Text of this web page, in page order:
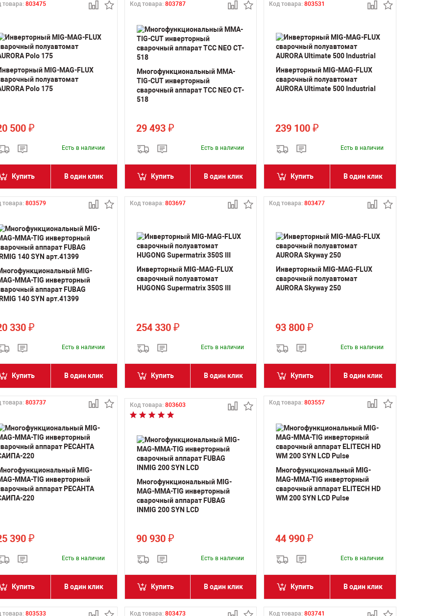
товара: 803475
MIG-MAG-FLUX
полуавтомат
Polo 175
500 ₽
Есть в наличии
Купить В один клик
Код товара: 803787
Многофункциональный MMA-
TIG-CUT инверторный
сварочный аппарат ТСС NEO CT-
518
29 493 ₽
Есть в наличии
Купить В один клик
Код товара:803531
Инверторный MIG-MAG-FLUX
сварочный полуавтомат
AURORA Ultimate 500 Industrial
239 100₽
Есть в наличии
Купить В один клик
товара: 803579
MIG-
MMA-TIG инверторный
аппарат FUBAG
140 SYN арт.41399
330 ₽
Есть в наличии
Купить В один клик
Код товара: 803697
Инверторный MIG-MAG-FLUX
сварочный полуавтомат
HUGONG Supermatrix 350S III
254 330 ₽
Есть в наличии
Купить В один клик
Код товара:803477
Инверторный MIG-MAG-FLUX
сварочный полуавтомат
AURORA Skyway 250
93 800₽
Есть в наличии
Купить В один клик
товара: 803737
MIG-
MMA-TIG инверторный
аппарат РЕСАНТА
220
390 ₽
Есть в наличии
Купить В один клик
Код товара: 803603
Многофункциональный MIG-
MAG-MMA-TIG инверторный
сварочный аппарат FUBAG
INMIG 200 SYN LCD
90 930 ₽
Есть в наличии
Купить В один клик
Код товара:803557
Многофункциональный MIG-
MAG-MMA-TIG инверторный
сварочный аппарат ELITECH HD
WM 200 SYN LCD Pulse
44 990₽
Есть в наличии
Купить В один клик
товара: 803533 Код товара: 803473 Код товара:803741